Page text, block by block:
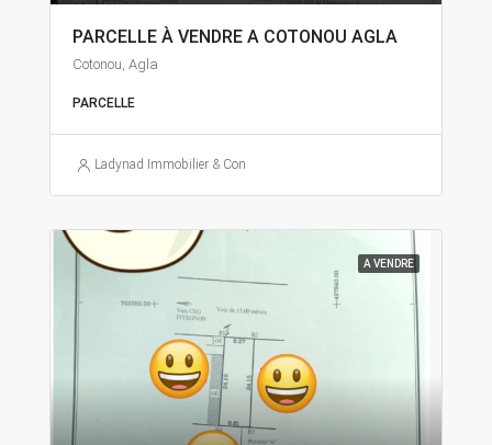
PARCELLE À VENDRE A COTONOU AGLA
Cotonou, Agla
PARCELLE
Ladynad Immobilier & Construction
A VENDRE